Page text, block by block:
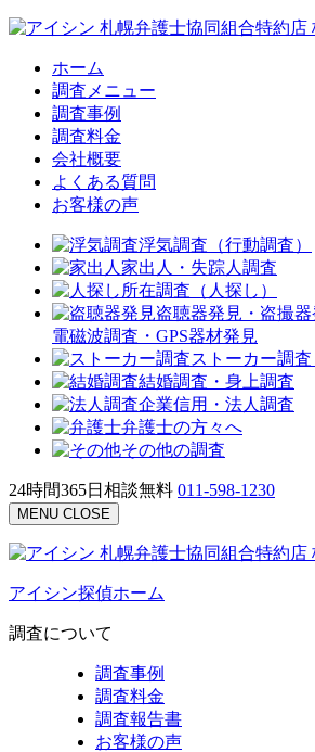
札幌弁護士協同組合特約店
ホーム
調査メニュー
調査事例
調査料金
会社概要
よくある質問
お客様の声
浮気調査（行動調査）
家出人・失踪人調査
所在調査（人探し）
盗聴器発見・盗撮器
電磁波調査・GPS器材発見
ストーカー調
結婚調査・身上調査
企業信用・法人調査
弁護士の方々へ
その他の調査
24時間365日相談無料 011-598-1230
MENU CLOSE
札幌弁護士協同組合特約店
アイシン探偵ホーム
調査について
調査事例
調査料金
調査報告書
お客様の声